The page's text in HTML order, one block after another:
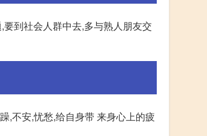
到社会人群中去,多与熟人朋友交
,不安,忧愁,给自身带 来身心上的疲